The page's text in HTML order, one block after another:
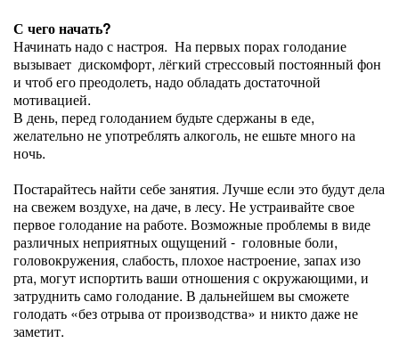
С чего начать?
Начинать надо с настроя. На первых порах голодание
вызывает дискомфорт, лёгкий стрессовый постоянный фон
и чтоб его преодолеть, надо обладать достаточной
мотивацией.
В день, перед голоданием будьте сдержаны в еде,
желательно не употреблять алкоголь, не ешьте много на
ночь.
Постарайтесь найти себе занятия. Лучше если это будут дела
на свежем воздухе, на даче, в лесу. Не устраивайте свое
первое голодание на работе. Возможные проблемы в виде
различных неприятных ощущений - головные боли,
головокружения, слабость, плохое настроение, запах изо
рта, могут испортить ваши отношения с окружающими, и
затруднить само голодание. В дальнейшем вы сможете
голодать «без отрыва от производства» и никто даже не
заметит.